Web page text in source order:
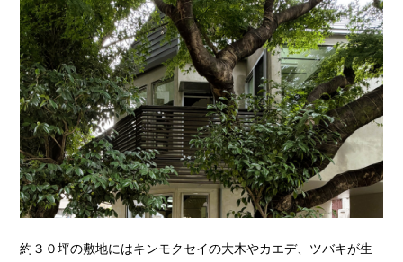
約３０坪の敷地にはキンモクセイの大木やカエデ、ツバキが生